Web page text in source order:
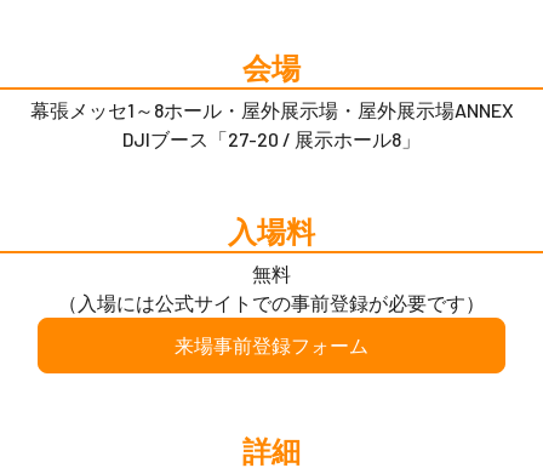
会場
幕張メッセ1～8ホール・屋外展示場・屋外展示場ANNEX
DJIブース「27-20 / 展示ホール8」
入場料
無料
（入場には公式サイトでの事前登録が必要です）
来場事前登録フォーム
詳細